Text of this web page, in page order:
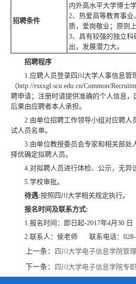
招聘条件
内外高水平大学博士学
2、热爱高等教育事
质，爱岗敬业；原则
3、具有较强的独立
出，发展潜力大。
招聘程序
1.应聘人员登录四川大学人事信息管
（http://rsxxgl.scu.edu.cn/Common/
聘申请；注册时请提供准确的个人信息，
后果由应聘者本人承担。
2.由单位招聘工作领导小组对应聘人
试人员名单。
3.由单位教授委员会专家和相关部处
择优确定拟聘人员。
4.对拟聘人员进行体检、公示，无异
5.学校审批。
待遇:按照四川大学相关规定执行。
报名时间及联系方式:
1.报名时间：即日起-2017年4月30 日
2.联系人：侯老师 联系电话：028-
上一条： 四川大学电子信息学院管
下一条： 四川大学电子信息学院专